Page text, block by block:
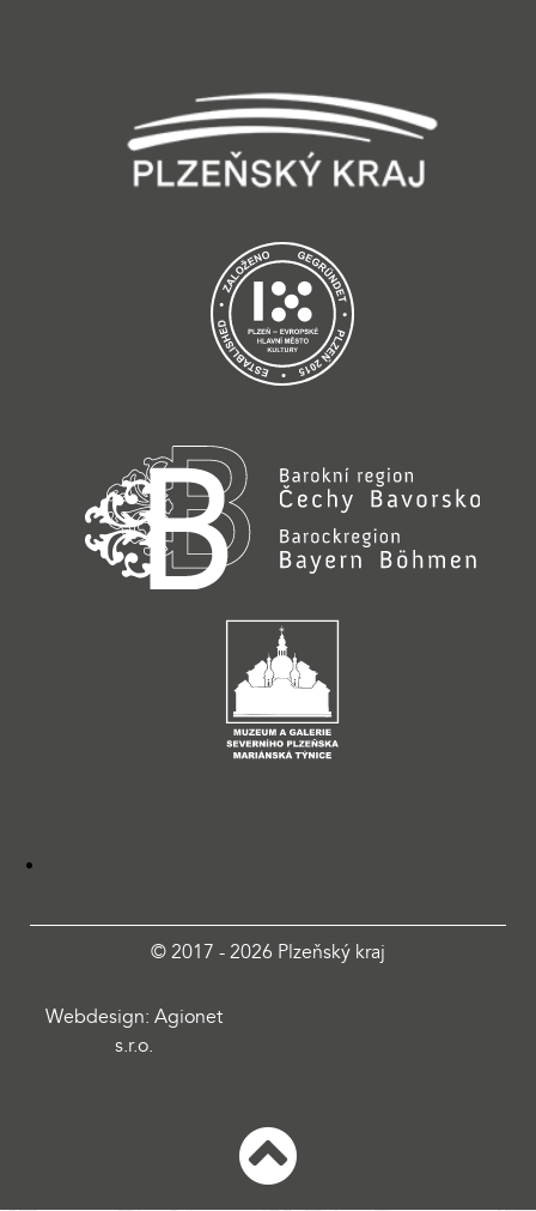
© 2017 - 2026 Plzeňský kraj
Webdesign: Agionet
s.r.o.